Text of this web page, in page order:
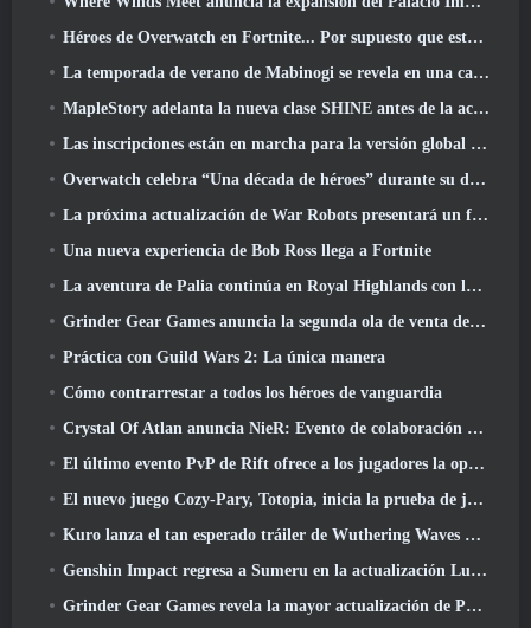
Héroes de Overwatch en Fortnite... Por supuesto que estaba destinado a suceder
La temporada de verano de Mabinogi se revela en una carta del productor
MapleStory adelanta la nueva clase SHINE antes de la actualización de junio
Las inscripciones están en marcha para la versión global de la 'Prueba de prólogo' de Limit Zero Breakers de NCSoft
Overwatch celebra “Una década de héroes” durante su décimo aniversario
La próxima actualización de War Robots presentará un francotirador inspirado en Lovecraft
Una nueva experiencia de Bob Ross llega a Fortnite
La aventura de Palia continúa en Royal Highlands con la actualización de hoy
Grinder Gear Games anuncia la segunda ola de venta de entradas para ExileCon
Práctica con Guild Wars 2: La única manera
Cómo contrarrestar a todos los héroes de vanguardia
Crystal Of Atlan anuncia NieR: Evento de colaboración de autómatas
El último evento PvP de Rift ofrece a los jugadores la oportunidad de ganar hasta 4000 Créditos y un nuevo título
El nuevo juego Cozy-Pary, Totopia, inicia la prueba de juego beta cerrada
Kuro lanza el tan esperado tráiler de Wuthering Waves Cyberpunk: Cruce de Edgerunners
Genshin Impact regresa a Sumeru en la actualización Luna VII
Grinder Gear Games revela la mayor actualización de Path Of Exile II hasta el momento, El regreso de los antiguos